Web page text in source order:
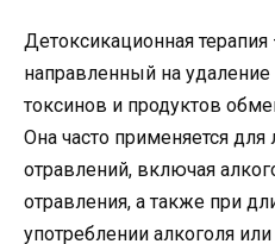
Детоксикационная терапия
направленный на
токсинов и продуктов
Она часто применяется
отравлений, включая
отравления, а также при
употреблении алкоголя